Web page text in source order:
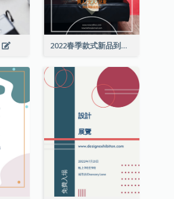
2022春季款式新品到店宣傳單張